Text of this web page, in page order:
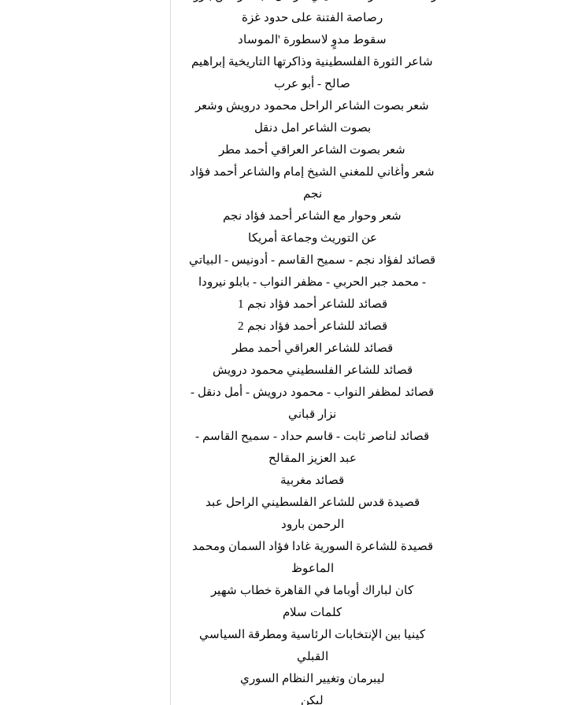
رصاصة الفتنة على حدود غزة
سقوط مدوٍ لاسطورة 'الموساد
شاعر الثورة الفلسطينية وذاكرتها التاريخية إبراهيم
صالح - أبو عرب
شعر بصوت الشاعر الراحل محمود درويش وشعر
بصوت الشاعر امل دنقل
شعر بصوت الشاعر العراقي أحمد مطر
شعر وأغاني للمغني الشيخ إمام والشاعر أحمد فؤاد
نجم
شعر وحوار مع الشاعر أحمد فؤاد نجم
عن التوريث وجماعة أمريكا
قصائد لفؤاد نجم - سميح القاسم - أدونيس - البياتي
- محمد جبر الحربي - مظفر النواب - بابلو نيرودا
قصائد للشاعر أحمد فؤاد نجم 1
قصائد للشاعر أحمد فؤاد نجم 2
قصائد للشاعر العراقي أحمد مطر
قصائد للشاعر الفلسطيني محمود درويش
قصائد لمظفر النواب - محمود درويش - أمل دنقل -
نزار قباني
قصائد لناصر ثابت - قاسم حداد - سميح القاسم -
عبد العزيز المقالح
قصائد مغربية
قصيدة قدس للشاعر الفلسطيني الراحل عبد
الرحمن بارود
قصيدة للشاعرة السورية غادا فؤاد السمان ومحمد
الماعوظ
كان لباراك أوباما في القاهرة خطاب شهير
كلمات سلام
كينيا بين الإنتخابات الرئاسية ومطرقة السياسي
القبلي
ليبرمان وتغيير النظام السوري
ليكن